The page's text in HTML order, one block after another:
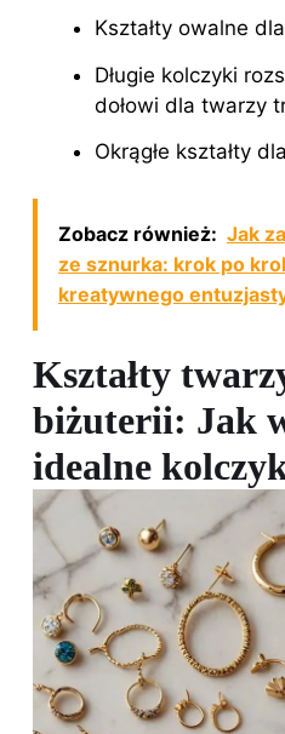
Kształty owalne
Długie kolczyki
dołowi dla twarzy
Okrągłe kształty
Zobacz również: Jak
ze sznurka: krok po
kreatywnego
Kształty
biżuterii: Jak
idealne